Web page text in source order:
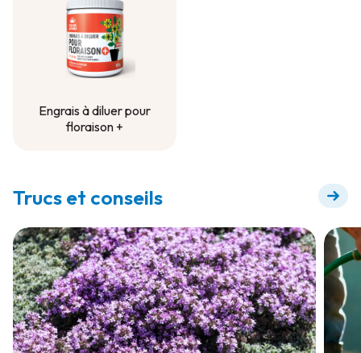
Engrais à diluer pour
floraison +
Trucs et conseils